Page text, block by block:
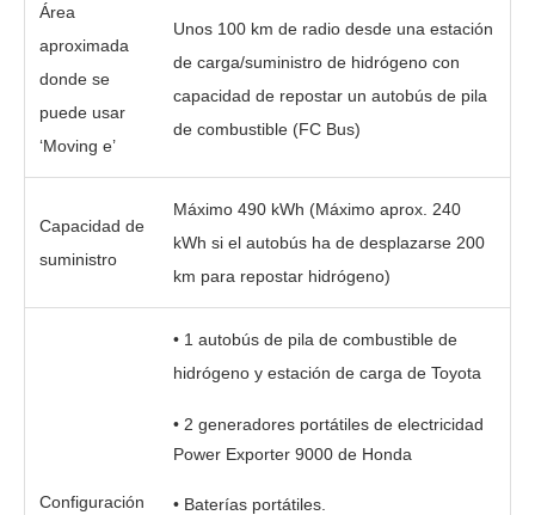
Área
aproximada
donde se
puede usar
‘Moving e’
Unos 100 km de radio desde una estación
de carga/suministro de hidrógeno con
capacidad de repostar un autobús de pila
de combustible (FC Bus)
Capacidad de
suministro
Máximo 490 kWh (Máximo aprox. 240
kWh si el autobús ha de desplazarse 200
km para repostar hidrógeno)
Configuración
• 1 autobús de pila de combustible de
hidrógeno y estación de carga de Toyota
• 2 generadores portátiles de electricidad
Power Exporter 9000 de Honda
• Baterías portátiles.